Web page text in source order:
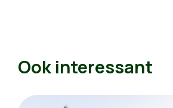
Ook interessant